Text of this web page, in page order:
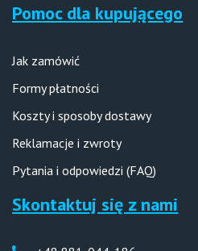
Pomoc dla kupującego
Jak zamówić
Formy płatności
Koszty i sposoby dostawy
Reklamacje i zwroty
Pytania i odpowiedzi (FAQ)
Skontaktuj się z nami